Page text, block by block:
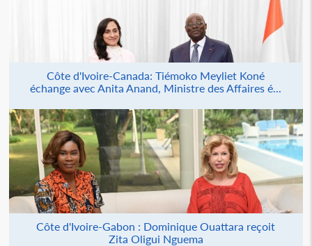
Côte d'Ivoire-Canada: Tiémoko Meyliet Koné
échange avec Anita Anand, Ministre des Affaires é...
Côte d'Ivoire-Gabon : Dominique Ouattara reçoit
Zita Oligui Nguema